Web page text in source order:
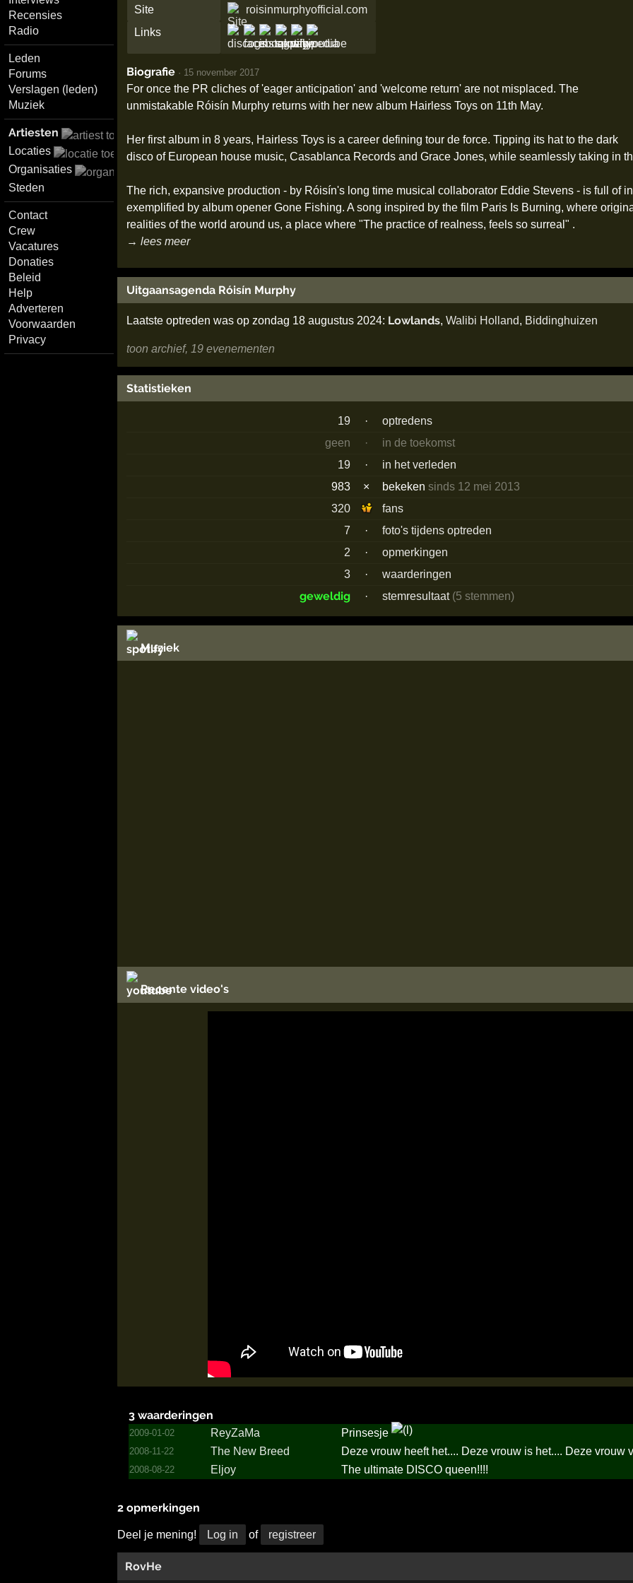
Recensies
Radio
Leden
Forums
Verslagen (leden)
Muziek
Artiesten
Locaties
Organisaties
Steden
Contact
Crew
Vacatures
Donaties
Beleid
Help
Adverteren
Voorwaarden
Privacy
Site
roisinmurphyofficial.com
Links
Biografie · 15 november 2017
For once the PR cliches of 'eager anticipation' and 'welcome return' are not misplaced. The
unmistakable Róisín Murphy returns with her new album Hairless Toys on 11th May.
Her first album in 8 years, Hairless Toys is a career defining tour de force. Tipping its hat to the dark
disco of European house music, Casablanca Records and Grace Jones, while seamlessly taking in
The rich, expansive production - by Róisín's long time musical collaborator Eddie Stevens - is full of
exemplified by album opener Gone Fishing. A song inspired by the film Paris Is Burning, where
realities of the world around us, a place where "The practice of realness, feels so surreal" .
→ lees meer
Uitgaansagenda Róisín Murphy
Laatste optreden was op zondag 18 augustus 2024: Lowlands, Walibi Holland, Biddinghuizen
toon archief, 19 evenementen
Statistieken
19 ·
optredens
geen
·
in de toekomst
19
·
in het verleden
983
× bekekensinds 12 mei 2013
320
fans
7
·
foto's tijdens optreden
2
·
opmerkingen
3
· waarderingen
geweldig · stemresultaat (5 stemmen)
Muziek
Recente video's
3 waarderingen
2009-01-02 ReyZaMa Prinsesje
2008-11-22 The New Breed Deze vrouw heeft het.... Deze vrouw is het.... Deze vrouw
2008-08-22 Eljoy The ultimate DISCO queen!!!!
2 opmerkingen
Deel je mening! Log in of registreer
RovHe